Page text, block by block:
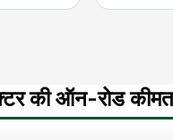
की ऑन-रोड